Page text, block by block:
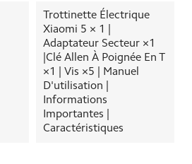
Trottinette Électrique
Xiaomi 5 × 1 |
Adaptateur Secteur ×1
|Clé Allen À Poignée En T
×1 | Vis ×5 | Manuel
D'utilisation |
Informations
Importantes |
Caractéristiques